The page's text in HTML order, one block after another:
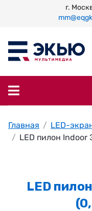
г.
Главная
LED-
LED пилон Indoor
LED